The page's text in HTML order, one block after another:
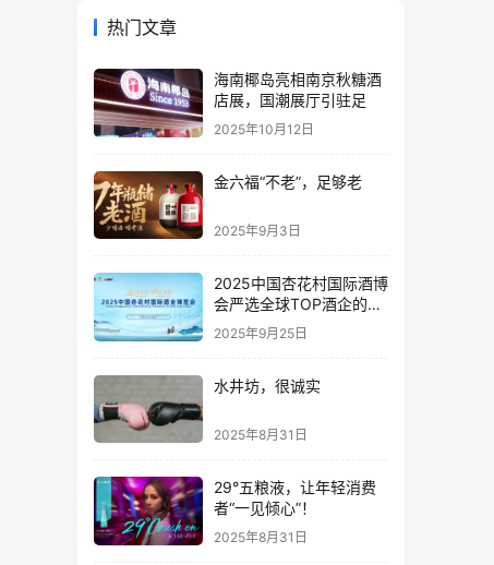
热门文章
海南椰岛亮相南京秋糖酒
店展，国潮展厅引驻足
2025年10月12日
金六福“不老”，足够老
2025年9月3日
2025中国杏花村国际酒博
会严选全球TOP酒企的底
气何在？
2025年9月25日
水井坊，很诚实
2025年8月31日
29°五粮液，让年轻消费
者“一见倾心”！
2025年8月31日